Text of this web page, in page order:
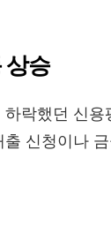
상승
락했던 신용
신청이나